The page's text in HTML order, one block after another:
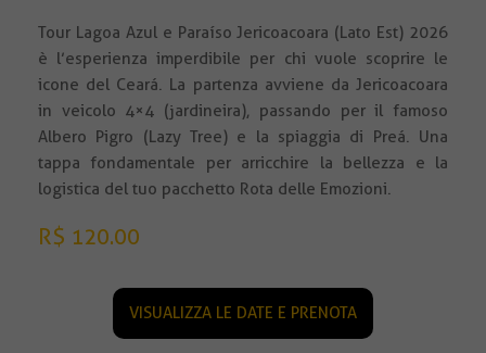
Tour Lagoa Azul e Paraíso Jericoacoara (Lato Est) 2026
è l’esperienza imperdibile per chi vuole scoprire le
icone del Ceará. La partenza avviene da Jericoacoara
in veicolo 4×4 (jardineira), passando per il famoso
Albero Pigro (Lazy Tree) e la spiaggia di Preá. Una
tappa fondamentale per arricchire la bellezza e la
logistica del tuo pacchetto Rota delle Emozioni.
R$ 120.00
VISUALIZZA LE DATE E PRENOTA